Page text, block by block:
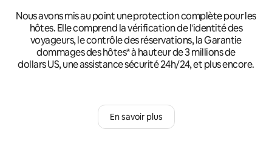
Nous avons mis au point une protection complète pour les
hôtes. Elle comprend la vérification de l'identité des
voyageurs, le contrôle des réservations, la Garantie
dommages des hôtes* à hauteur de 3 millions de
dollars US, une assistance sécurité 24h/24, et plus encore.
En savoir plus